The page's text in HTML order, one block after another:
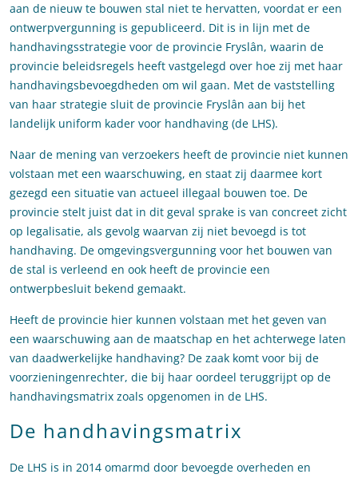
aan de nieuw te bouwen stal niet te hervatten, voordat er een
ontwerpvergunning is gepubliceerd. Dit is in lijn met de
handhavingsstrategie voor de provincie Fryslân, waarin de
provincie beleidsregels heeft vastgelegd over hoe zij met haar
handhavingsbevoegdheden om wil gaan. Met de vaststelling
van haar strategie sluit de provincie Fryslân aan bij het
landelijk uniform kader voor handhaving (de LHS).
Naar de mening van verzoekers heeft de provincie niet kunnen
volstaan met een waarschuwing, en staat zij daarmee kort
gezegd een situatie van actueel illegaal bouwen toe. De
provincie stelt juist dat in dit geval sprake is van concreet zicht
op legalisatie, als gevolg waarvan zij niet bevoegd is tot
handhaving. De omgevingsvergunning voor het bouwen van
de stal is verleend en ook heeft de provincie een
ontwerpbesluit bekend gemaakt.
Heeft de provincie hier kunnen volstaan met het geven van
een waarschuwing aan de maatschap en het achterwege laten
van daadwerkelijke handhaving? De zaak komt voor bij de
voorzieningenrechter, die bij haar oordeel teruggrijpt op de
handhavingsmatrix zoals opgenomen in de LHS.
De handhavingsmatrix
De LHS is in 2014 omarmd door bevoegde overheden en